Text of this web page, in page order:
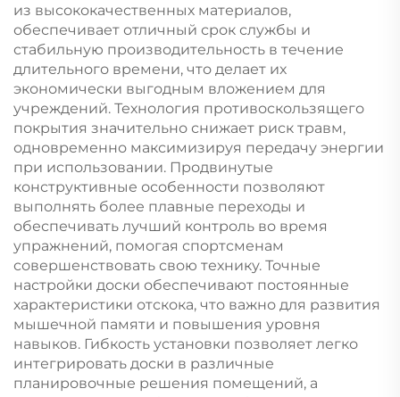
из высококачественных материалов,
обеспечивает отличный срок службы и
стабильную производительность в течение
длительного времени, что делает их
экономически выгодным вложением для
учреждений. Технология противоскользящего
покрытия значительно снижает риск травм,
одновременно максимизируя передачу энергии
при использовании. Продвинутые
конструктивные особенности позволяют
выполнять более плавные переходы и
обеспечивать лучший контроль во время
упражнений, помогая спортсменам
совершенствовать свою технику. Точные
настройки доски обеспечивают постоянные
характеристики отскока, что важно для развития
мышечной памяти и повышения уровня
навыков. Гибкость установки позволяет легко
интегрировать доски в различные
планировочные решения помещений, а